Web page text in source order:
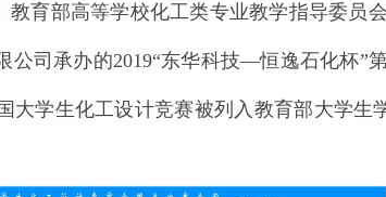
育部高等学校化工类专业教学指导委员
司承办的2019“东华科技—恒逸石化杯”
大学生化工设计竞赛被列入教育部大学生